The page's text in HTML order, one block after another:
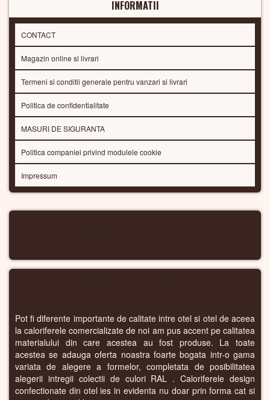
INFORMATII
CONTACT
Magazin online si livrari
Termeni si conditii generale pentru vanzari si livrari
Politica de confidentialitate
MASURI DE SIGURANTA
Politica companiei privind modulele cookie
Impressum
Pot fi diferente importante de calitate intre otel si otel de aceea
la caloriferele comercializate de noi am pus accent pe calitatea
materialului din care acestea au fost produse. La toate
acestea se adauga oferta noastra foarte bogata intr-o gama
variata de alegere a formelor, completata de posibilitatea
alegerii intregii colectii de culori RAL . Caloriferele design
confectionate din otel ies in evidenta nu doar prin forma cat si